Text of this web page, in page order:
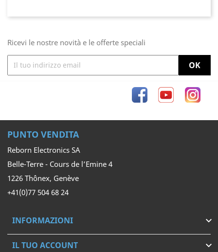
Ricevi le nostre novità e le offerte speciali
FacebookYouTube
PUNTO VENDITA
Reborn Electronics SA
Belle-Terre - Cours de l’Emine 4
1226 Thônex, Genève
+41(0)77 504 68 24
INFORMAZIONI 
IL TUO ACCOUNT 